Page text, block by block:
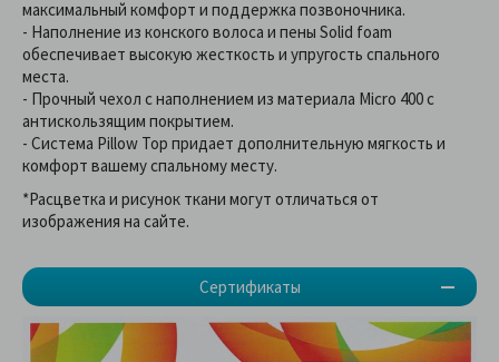
Сертификаты
максимальный комфорт и поддержка позвоночника.
- Наполнение из конского волоса и пены Solid foam
обеспечивает высокую жесткость и упругость спального
места.
- Прочный чехол с наполнением из материала Micro 400 с
антискользящим покрытием.
- Система Pillow Top придает дополнительную мягкость и
комфорт вашему спальному месту.
*Расцветка и рисунок ткани могут отличаться от
изображения на сайте.